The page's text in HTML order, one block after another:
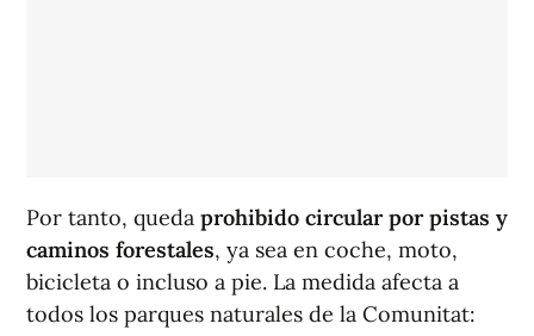
Por tanto, queda prohibido circular por pistas y
caminos forestales, ya sea en coche, moto,
bicicleta o incluso a pie. La medida afecta a
todos los parques naturales de la Comunitat: